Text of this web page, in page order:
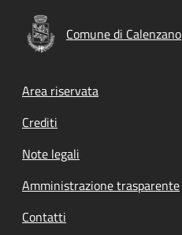
Comune di Calenzano
Footer menu
Area riservata
Crediti
Note legali
Amministrazione trasparente
Contatti